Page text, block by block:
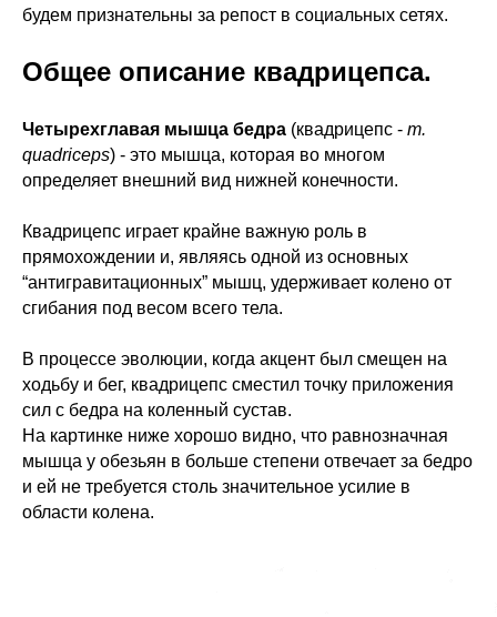
будем признательны за репост в социальных сетях.
Общее описание квадрицепса.
Четырехглавая мышца бедра (квадрицепс - m.
quadriceps) - это мышца, которая во многом
определяет внешний вид нижней конечности.
Квадрицепс играет крайне важную роль в
прямохождении и, являясь одной из основных
“антигравитационных” мышц, удерживает колено от
сгибания под весом всего тела.
В процессе эволюции, когда акцент был смещен на
ходьбу и бег, квадрицепс сместил точку приложения
сил с бедра на коленный сустав.
На картинке ниже хорошо видно, что равнозначная
мышца у обезьян в больше степени отвечает за бедро
и ей не требуется столь значительное усилие в
области колена.